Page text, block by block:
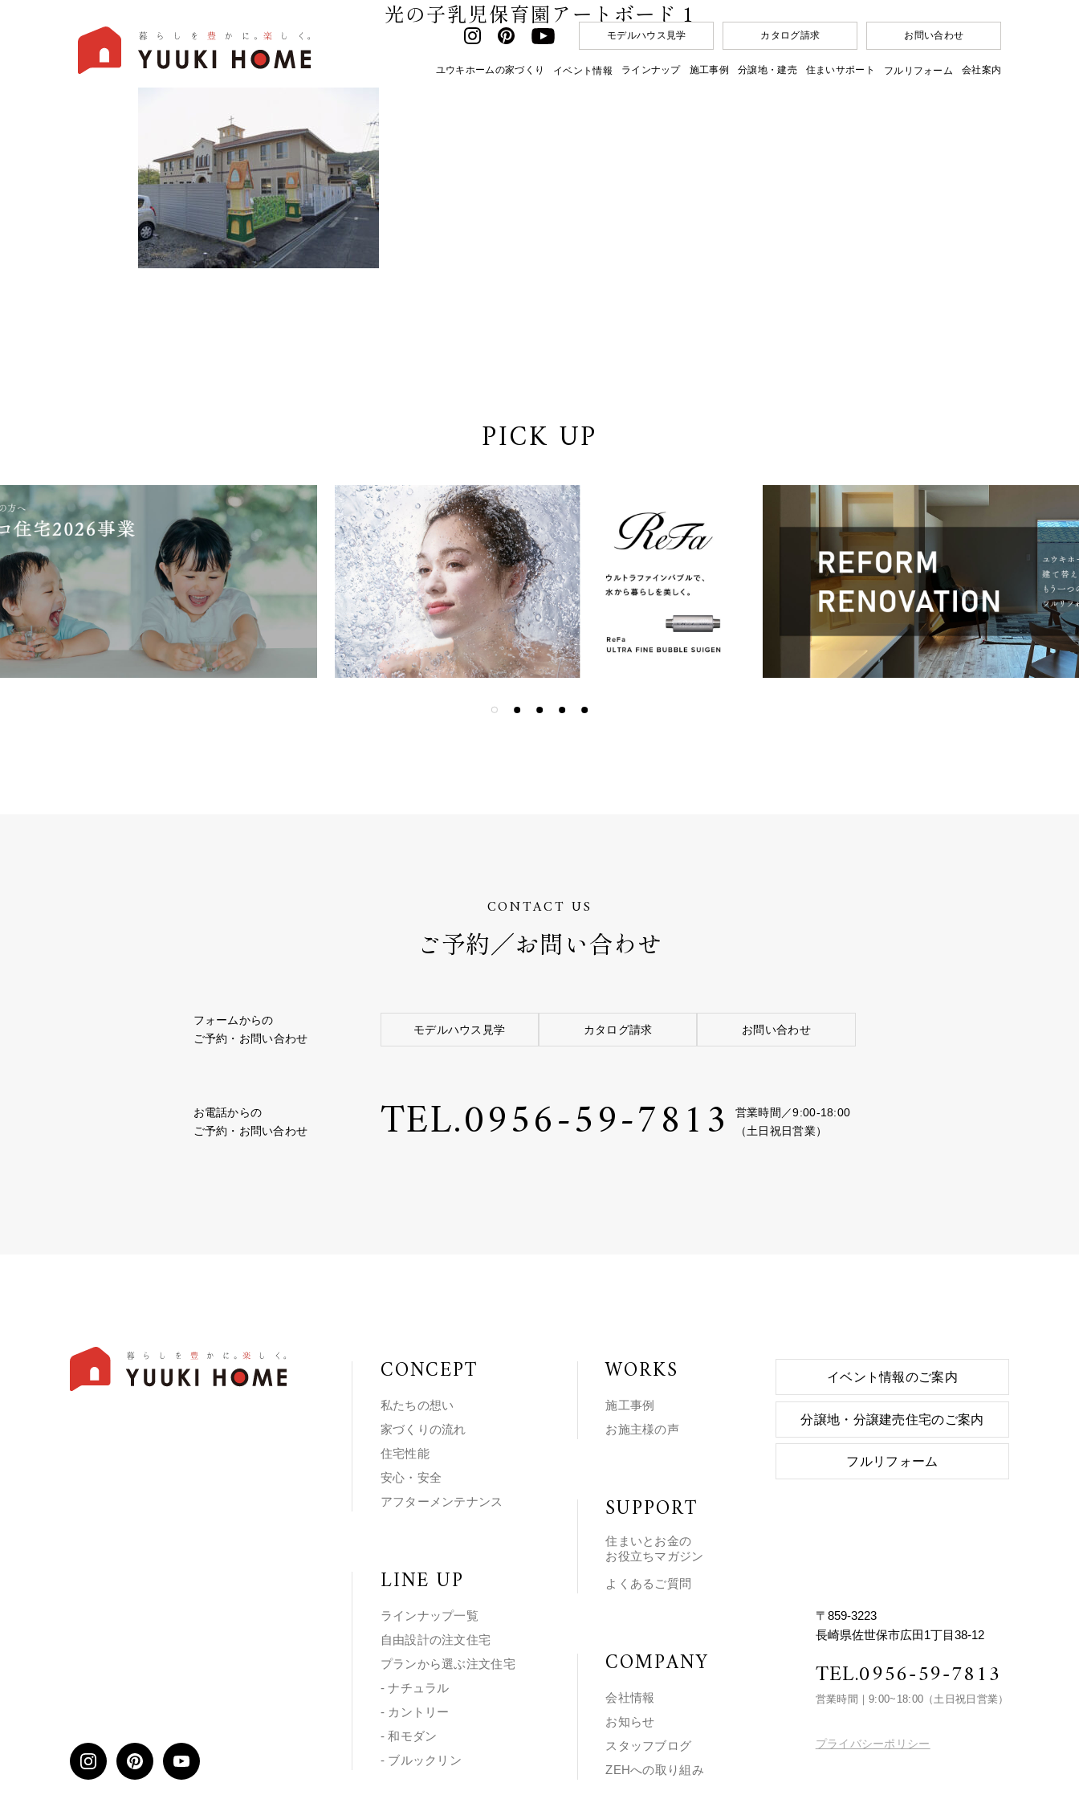
ユウキホームの家づくり イベント情報 ラインナップ 施工事例 分譲地・建売 住まいサポート フルリフォーム 会社案内
モデルハウス見学 カタログ請求 お問い合わせ
光の子乳児保育園アートボード 1
PICK UP
CONTACT US
ご予約／お問い合わせ
フォームからの
ご予約・お問い合わせ
モデルハウス見学 カタログ請求 お問い合わせ
お電話からの
ご予約・お問い合わせ
TEL.0956-59-7813
営業時間／9:00-18:00
（土日祝日営業）
CONCEPT
私たちの想い
家づくりの流れ
住宅性能
安心・安全
アフターメンテナンス
LINE UP
ラインナップ一覧
自由設計の注文住宅
プランから選ぶ注文住宅
- ナチュラル
- カントリー
- 和モダン
- ブルックリン
WORKS
施工事例
お施主様の声
SUPPORT
住まいとお金の
お役立ちマガジン
よくあるご質問
COMPANY
会社情報
お知らせ
スタッフブログ
ZEHへの取り組み
イベント情報のご案内
分譲地・分譲建売住宅のご案内
フルリフォーム
〒859-3223
長崎県佐世保市広田1丁目38-12
TEL.0956-59-7813
営業時間｜9:00~18:00 （土日祝日営業）
プライバシーポリシー